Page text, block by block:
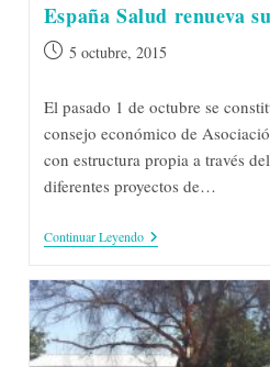
España Salud renueva
Publicación
la
entrada:
5 octubre, 2015
El pasado 1 de octubre se
consejo económico de
con estructura propia a través
diferentes proyectos de…
Continuar LeyendoEspaña
Salud
Su
Consejo
Económico